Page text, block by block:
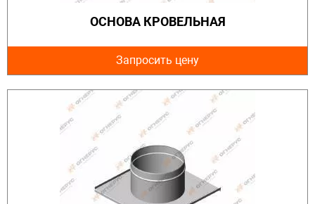
ОСНОВА КРОВЕЛЬНАЯ
Запросить цену